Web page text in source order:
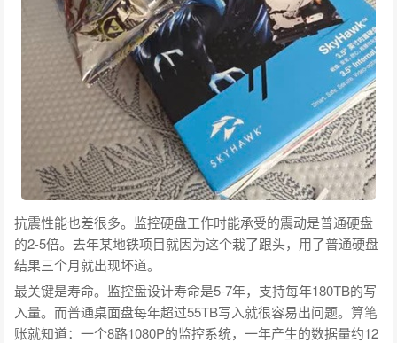
抗震性能也差很多。监控硬盘工作时能承受的震动是普通硬盘
的2-5倍。去年某地铁项目就因为这个栽了跟头，用了普通硬盘
结果三个月就出现坏道。
最关键是寿命。监控盘设计寿命是5-7年，支持每年180TB的写
入量。而普通桌面盘每年超过55TB写入就很容易出问题。算笔
账就知道：一个8路1080P的监控系统，一年产生的数据量约12